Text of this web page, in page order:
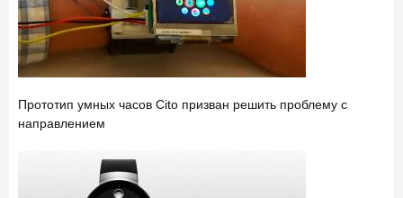
Прототип умных часов Cito призван решить проблему с
направлением